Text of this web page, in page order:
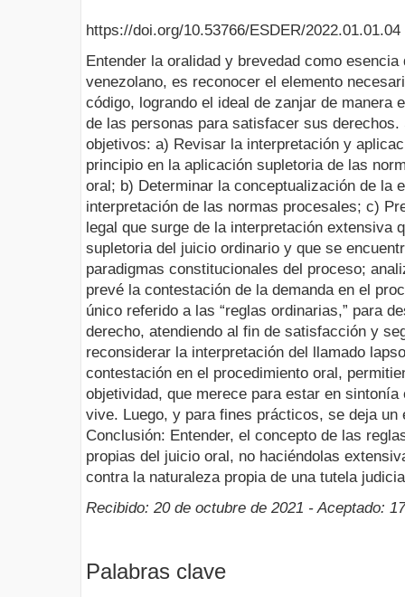
https://doi.org/10.53766/ESDER/2022.01.01.04
Entender la oralidad y brevedad como
venezolano, es reconocer el elemento
código, logrando el ideal de zanjar de manera
de las personas para satisfacer sus
objetivos: a) Revisar la interpretación y
principio en la aplicación supletoria de las
oral; b) Determinar la conceptualización de la
interpretación de las normas procesales; c)
legal que surge de la interpretación extensiva
supletoria del juicio ordinario y que se
paradigmas constitucionales del proceso;
prevé la contestación de la demanda en el
único referido a las “reglas ordinarias,” para
derecho, atendiendo al fin de satisfacción y
reconsiderar la interpretación del llamado
contestación en el procedimiento oral,
objetividad, que merece para estar en
vive. Luego, y para fines prácticos, se deja un
Conclusión: Entender, el concepto de las
propias del juicio oral, no haciéndolas
contra la naturaleza propia de una tutela
Recibido: 20 de octubre de 2021 - Aceptado:
Palabras clave